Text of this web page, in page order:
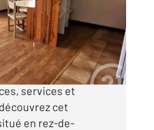
Fossé, à proximité
services et
cet
en rez-de-